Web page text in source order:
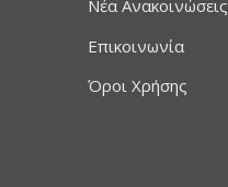
Νέα Ανακοινώσεις
Επικοινωνία
Όροι Χρήσης